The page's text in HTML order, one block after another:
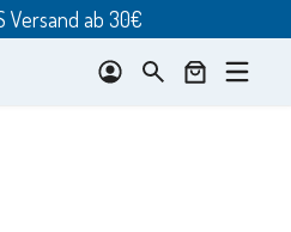
Versand ab 30€